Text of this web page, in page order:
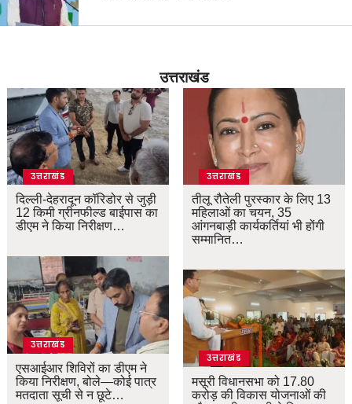
उत्तराखंड
उत्तराखंड
दिल्ली-देहरादून कॉरिडोर से जुड़ी
12 किमी ग्रीनफील्ड बाईपास का
डीएम ने किया निरीक्षण…
उत्तराखंड
एसआईआर शिविरों का डीएम ने
किया निरीक्षण, बोले—कोई पात्र
मतदाता सूची से न छूटे…
उत्तराखंड
तीलू रौतेली पुरस्कार के लिए 13
महिलाओं का चयन, 35
आंगनबाड़ी कार्यकर्तियां भी होंगी
सम्मानित…
उत्तराखंड
मसूरी विधानसभा को 17.80
करोड़ की विकास योजनाओं की